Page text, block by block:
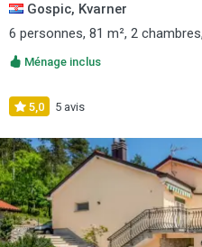
Gospic, Kvarner
6 personnes, 81 m², 2
Ménage inclus
5,0 5 avis